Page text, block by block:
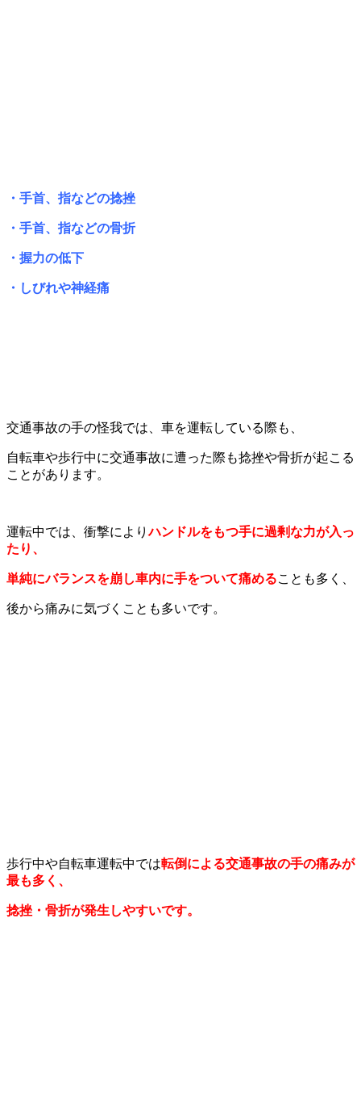
・手首、指などの捻挫
・手首、指などの骨折
・握力の低下
・しびれや神経痛
交通事故の手の怪我では、車を運転している際も、
自転車や歩行中に交通事故に遭った際も捻挫や骨折が起こる
ことがあります。
運転中では、衝撃によりハンドルをもつ手に過剰な力が入っ
たり、
単純にバランスを崩し車内に手をついて痛めることも多く、
後から痛みに気づくことも多いです。
歩行中や自転車運転中では転倒による交通事故の手の痛みが
最も多く、
捻挫・骨折が発生しやすいです。